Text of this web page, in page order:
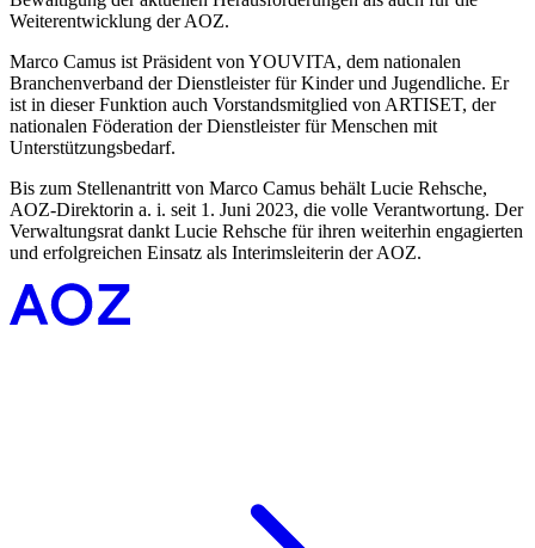
Weiterentwicklung der AOZ.
Marco Camus ist Präsident von YOUVITA, dem nationalen
Branchenverband der Dienstleister für Kinder und Jugendliche. Er
ist in dieser Funktion auch Vorstandsmitglied von ARTISET, der
nationalen Föderation der Dienstleister für Menschen mit
Unterstützungsbedarf.
Bis zum Stellenantritt von Marco Camus behält Lucie Rehsche,
AOZ-Direktorin a. i. seit 1. Juni 2023, die volle Verantwortung. Der
Verwaltungsrat dankt Lucie Rehsche für ihren weiterhin engagierten
und erfolgreichen Einsatz als Interimsleiterin der AOZ.